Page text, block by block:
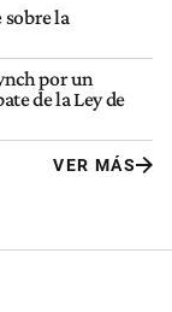
sobre la
por un
de la Ley de
VER MÁS